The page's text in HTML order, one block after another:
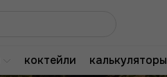
коктейли калькуляторы